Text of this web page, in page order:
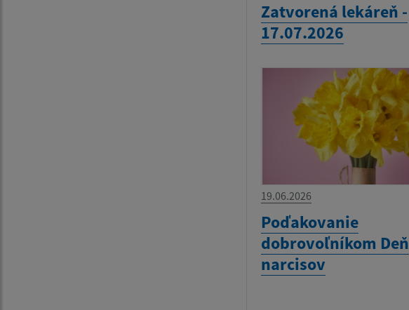
Zatvorená lekáreň -
17.07.2026
19.06.2026
Poďakovanie
dobrovoľníkom Deň
narcisov